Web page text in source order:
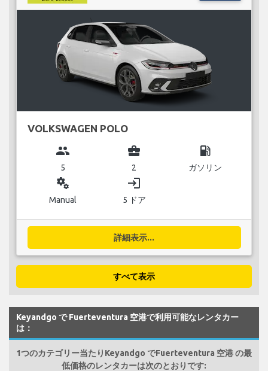
VOLKSWAGEN POLO
group
5
business_center
2
local_gas_station
ガソリン
miscellaneous_services
Manual
login
5 ドア
詳細表示...
すべて表示
Keyandgo で Fuerteventura 空港で利用可能なレンタカー
は：
1つのカテゴリー当たりKeyandgo でFuerteventura 空港 の最
低価格のレンタカーは次のとおりです: